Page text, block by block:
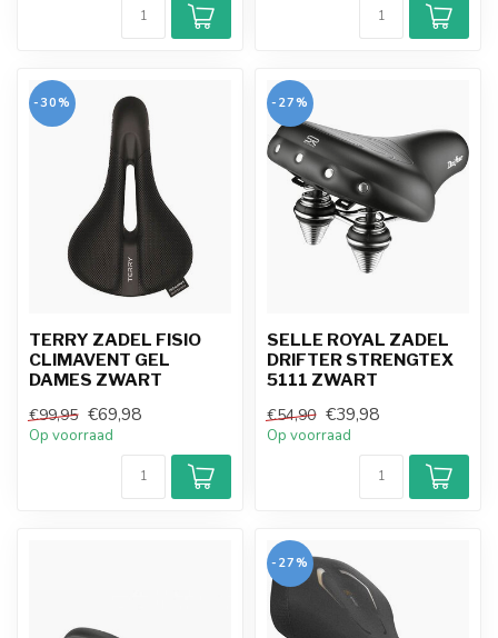
-30%
TERRY ZADEL FISIO
CLIMAVENT GEL
DAMES ZWART
€99,95 €69,98
Op voorraad
-27%
SELLE ROYAL ZADEL
DRIFTER STRENGTEX
5111 ZWART
€54,90 €39,98
Op voorraad
-27%